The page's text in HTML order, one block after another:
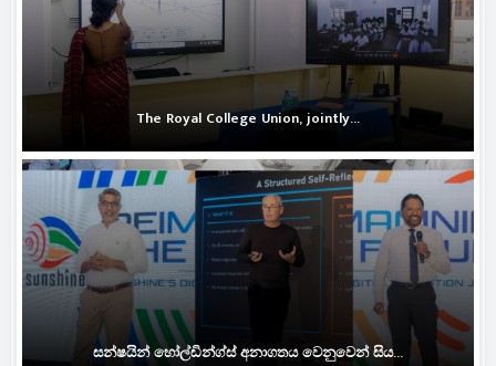
The Royal College Union, jointly...
සන්ෂයින් හෝල්ඩින්ග්ස් අනාගතය වෙනුවෙන් සිය...